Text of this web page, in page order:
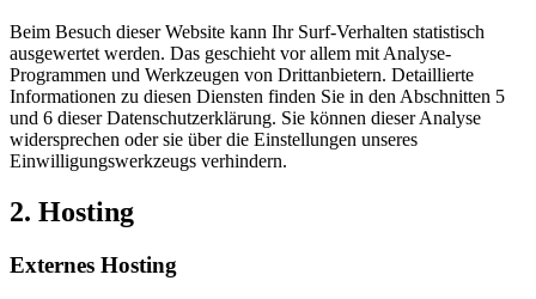
Beim Besuch dieser Website kann Ihr Surf-Verhalten statistisch
ausgewertet werden. Das geschieht vor allem mit Analyse-
Programmen und Werkzeugen von Drittanbietern. Detaillierte
Informationen zu diesen Diensten finden Sie in den Abschnitten 5
und 6 dieser Datenschutzerklärung. Sie können dieser Analyse
widersprechen oder sie über die Einstellungen unseres
Einwilligungswerkzeugs verhindern.
2. Hosting
Externes Hosting